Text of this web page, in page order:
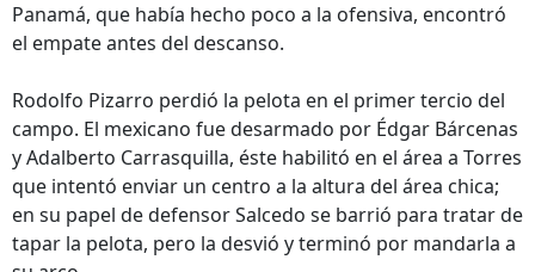
Panamá, que había hecho poco a la ofensiva, encontró
el empate antes del descanso.
Rodolfo Pizarro perdió la pelota en el primer tercio del
campo. El mexicano fue desarmado por Édgar Bárcenas
y Adalberto Carrasquilla, éste habilitó en el área a Torres
que intentó enviar un centro a la altura del área chica;
en su papel de defensor Salcedo se barrió para tratar de
tapar la pelota, pero la desvió y terminó por mandarla a